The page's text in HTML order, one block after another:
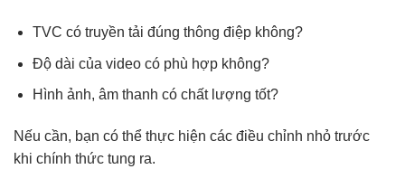
TVC có truyền tải đúng thông điệp không?
Độ dài của video có phù hợp không?
Hình ảnh, âm thanh có chất lượng tốt?
Nếu cần, bạn có thể thực hiện các điều chỉnh nhỏ trước
khi chính thức tung ra.